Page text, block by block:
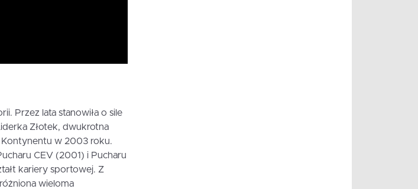
Przez lata stanowiła o sile
Złotek, dwukrotna
Kontynentu w 2003 roku.
CEV (2001) i Pucharu
kariery sportowej. Z
wieloma